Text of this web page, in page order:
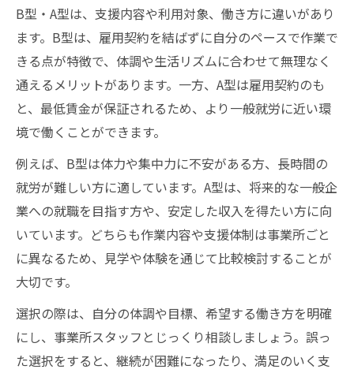
B型・A型は、支援内容や利用対象、働き方に違いがあり
ます。B型は、雇用契約を結ばずに自分のペースで作業で
きる点が特徴で、体調や生活リズムに合わせて無理なく
通えるメリットがあります。一方、A型は雇用契約のも
と、最低賃金が保証されるため、より一般就労に近い環
境で働くことができます。
例えば、B型は体力や集中力に不安がある方、長時間の
就労が難しい方に適しています。A型は、将来的な一般企
業への就職を目指す方や、安定した収入を得たい方に向
いています。どちらも作業内容や支援体制は事業所ごと
に異なるため、見学や体験を通じて比較検討することが
大切です。
選択の際は、自分の体調や目標、希望する働き方を明確
にし、事業所スタッフとじっくり相談しましょう。誤っ
た選択をすると、継続が困難になったり、満足のいく支